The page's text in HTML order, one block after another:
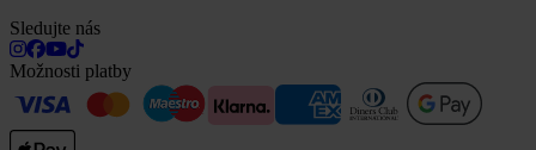
Sledujte nás
Možnosti platby